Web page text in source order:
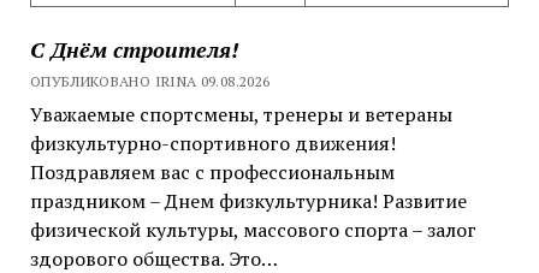
С Днём строителя!
ОПУБЛИКОВАНО IRINA 09.08.2026
Уважаемые спортсмены, тренеры и ветераны
физкультурно-спортивного движения!
Поздравляем вас с профессиональным
праздником – Днем физкультурника! Развитие
физической культуры, массового спорта – залог
здорового общества. Это…